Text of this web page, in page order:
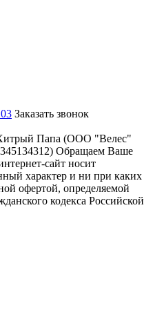
Заказать звонок
Папа (ООО "Велес"
Обращаем Ваше
сайт носит
характер и ни при каких
офертой, определяемой
кодекса Российской